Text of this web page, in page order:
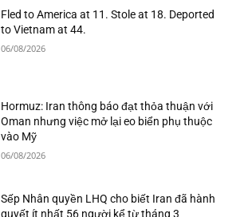
Fled to America at 11. Stole at 18. Deported
to Vietnam at 44.
06/08/2026
Hormuz: Iran thông báo đạt thỏa thuận với
Oman nhưng việc mở lại eo biển phụ thuộc
vào Mỹ
06/08/2026
Sếp Nhân quyền LHQ cho biết Iran đã hành
quyết ít nhất 56 người kể từ tháng 3